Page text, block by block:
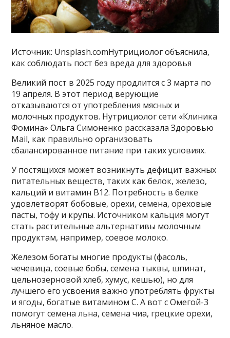
Источник: Unsplash.comНутрициолог объяснила,
как соблюдать пост без вреда для здоровья
Великий пост в 2025 году продлится с 3 марта по
19 апреля. В этот период верующие
отказываются от употребления мясных и
молочных продуктов. Нутрициолог сети «Клиника
Фомина» Ольга Симоненко рассказала Здоровью
Mail, как правильно организовать
сбалансированное питание при таких условиях.
У постящихся может возникнуть дефицит важных
питательных веществ, таких как белок, железо,
кальций и витамин B12. Потребность в белке
удовлетворят бобовые, орехи, семена, ореховые
пасты, тофу и крупы. Источником кальция могут
стать растительные альтернативы молочным
продуктам, например, соевое молоко.
Железом богаты многие продукты (фасоль,
чечевица, соевые бобы, семена тыквы, шпинат,
цельнозерновой хлеб, хумус, кешью), но для
лучшего его усвоения важно употреблять фрукты
и ягоды, богатые витамином С. А вот с Омегой-3
помогут семена льна, семена чиа, грецкие орехи,
льняное масло.